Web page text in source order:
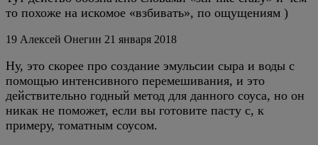
то похоже на искомое «взбивать», по ощущениям )
19 Алексей Онегин 21 января 2018
Ну, это скорее про создание эмульсии сыра и воды с
помощью интенсивного перемешивания, и это
действительно годный метод для данного соуса, но он
никак не поможет, если вы готовите пасту с, к
примеру, томатным соусом.